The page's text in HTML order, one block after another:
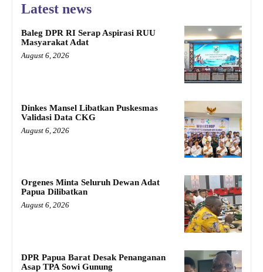
Latest news
Baleg DPR RI Serap Aspirasi RUU
Masyarakat Adat
August 6, 2026
Dinkes Mansel Libatkan Puskesmas
Validasi Data CKG
August 6, 2026
Orgenes Minta Seluruh Dewan Adat
Papua Dilibatkan
August 6, 2026
DPR Papua Barat Desak Penanganan
Asap TPA Sowi Gunung